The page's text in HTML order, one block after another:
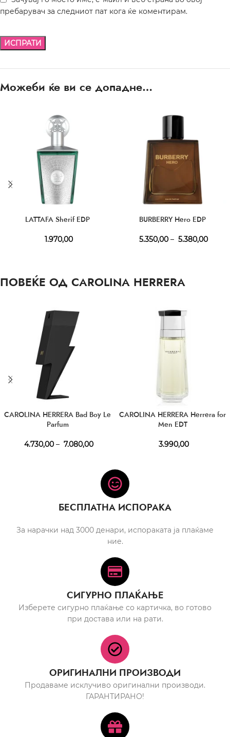
пребарувач за следниот пат кога ќе коментирам.
Можеби ќе ви се допадне…
LATTAFA Sherif EDP
1.970,00
BURBERRY Hero EDP
5.350,00 – 5.380,00
ПОВЕЌЕ ОД CAROLINA HERRERA
CAROLINA HERRERA Bad Boy Le
Parfum
4.730,00 – 7.080,00
CAROLINA HERRERA Herrera for
Men EDT
3.990,00
БЕСПЛАТНА ИСПОРАКА
За нарачки над 3000 денари, испораката ја плаќаме
ние.
СИГУРНО ПЛАЌАЊЕ
Изберете сигурно плаќање со картичка, во готово
при достава или на рати.
ОРИГИНАЛНИ ПРОИЗВОДИ
Продаваме исклучиво оригинални производи.
ГАРАНТИРАНО!